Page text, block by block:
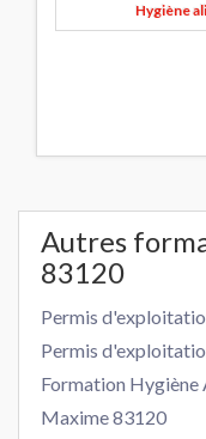
Hygiène
Autres
83120
Permis
Permis
Formation Hygiène
Maxime 83120